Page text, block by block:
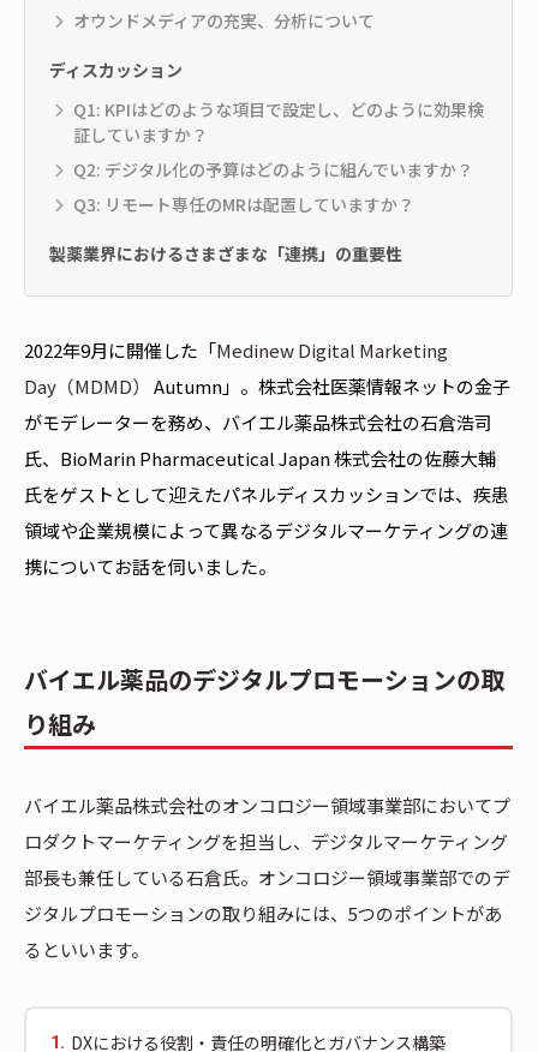
オウンドメディアの充実、分析について
ディスカッション
Q1: KPIはどのような項目で設定し、どのように効果検
証していますか？
Q2: デジタル化の予算はどのように組んでいますか？
Q3: リモート専任のMRは配置していますか？
製薬業界におけるさまざまな「連携」の重要性
2022年9月に開催した「Medinew Digital Marketing
Day（MDMD）
Autumn」。株式会社医薬情報ネットの金子
がモデレーターを務め、バイエル薬品株式会社の石倉浩司
氏、BioMarin Pharmaceutical Japan 株式会社の佐藤大輔
氏をゲストとして迎えたパネルディスカッションでは、疾患
領域や企業規模によって異なるデジタルマーケティングの連
携についてお話を伺いました。
バイエル薬品のデジタルプロモーションの取
り組み
バイエル薬品株式会社のオンコロジー領域事業部においてプ
ロダクトマーケティングを担当し、デジタルマーケティング
部長も兼任している石倉氏。オンコロジー領域事業部でのデ
ジタルプロモーションの取り組みには、5つのポイントがあ
るといいます。
DXにおける役割・責任の明確化とガバナンス構築